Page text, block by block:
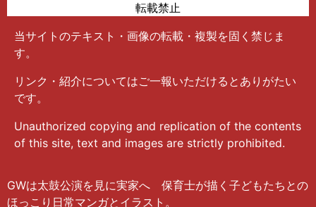
転載禁止
当サイトのテキスト・画像の転載・複製を固く禁じま
す。
リンク・紹介についてはご一報いただけるとありがたい
です。
Unauthorized copying and replication of the contents
of this site, text and images are strictly prohibited.
GWは太鼓公演を見に実家へ 保育士が描く子どもたちとの
ほっこり日常マンガとイラスト。